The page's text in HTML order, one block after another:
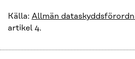
Källa: Allmän
artikel 4.